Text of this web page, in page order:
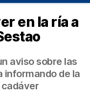
en la ría a
aviso sobre las
informando de la